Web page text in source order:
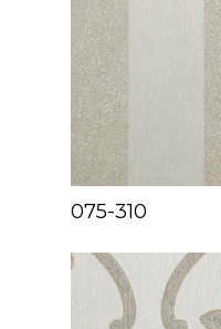
075-310